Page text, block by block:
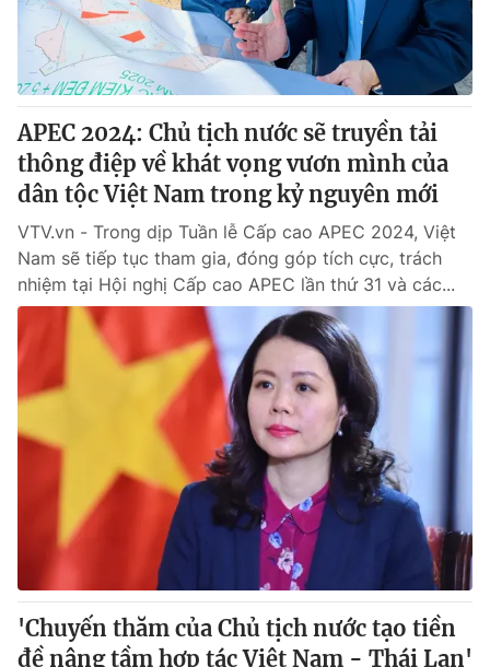
Sản phẩm
Thị trường
Tư vấn
Lịch phát sóng
Chuyên mục khác
Emagazine Podcast
Photo Infographic
Video Shorts video
VTV Money VTV Thể thao
VTV Sức khoẻ Bất động sản
Thị trường 24h Tấm lòng Việt
VTV4 Vươn mình bằng AI
VTV9 VTV8
APEC 2024: Chủ tịch nước sẽ truyền tải
thông điệp về khát vọng vươn mình của
dân tộc Việt Nam trong kỷ nguyên mới
VTV.vn - Trong dịp Tuần lễ Cấp cao APEC 2024, Việt
Nam sẽ tiếp tục tham gia, đóng góp tích cực, trách
nhiệm tại Hội nghị Cấp cao APEC lần thứ 31 và các...
'Chuyến thăm của Chủ tịch nước tạo tiền
đề nâng tầm hợp tác Việt Nam - Thái Lan'